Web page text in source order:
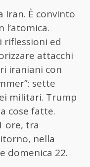
Iran. È convinto
l’atomica.
riflessioni ed
attacchi
iraniani con
sette
militari. Trump
cose fatte.
ore, tra
nella
domenica 22.